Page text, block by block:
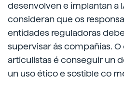
desenvolven e implantan a
consideran que os
entidades reguladoras
supervisar ás compañías.
articulistas é conseguir un
un uso ético e sostible co